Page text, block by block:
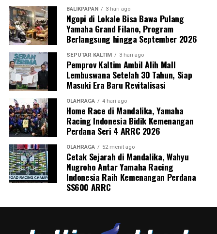
BALIKPAPAN 3 hari ago
Ngopi di Lokale Bisa Bawa Pulang
Yamaha Grand Filano, Program
Berlangsung hingga September 2026
SEPUTAR KALTIM 3 hari ago
Pemprov Kaltim Ambil Alih Mall
Lembuswana Setelah 30 Tahun, Siap
Masuki Era Baru Revitalisasi
OLAHRAGA 4 hari ago
Home Race di Mandalika, Yamaha
Racing Indonesia Bidik Kemenangan
Perdana Seri 4 ARRC 2026
OLAHRAGA 52 menit ago
Cetak Sejarah di Mandalika, Wahyu
Nugroho Antar Yamaha Racing
Indonesia Raih Kemenangan Perdana
SS600 ARRC